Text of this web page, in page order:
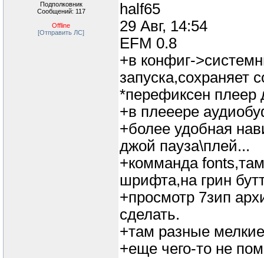
Подполковник
Сообщений: 117
Offline
[Отправить ЛС]
half65
29 Авг, 14:54
EFM 0.8
+в конфиг-
запуска,сохраняет
*перефиксен плеер
+в плееере
+более удобная
джой пауза\плей...
+комманда
шрифта,на грин
+просмотр 7зип
сделать.
+там разные
+еще чего-то не